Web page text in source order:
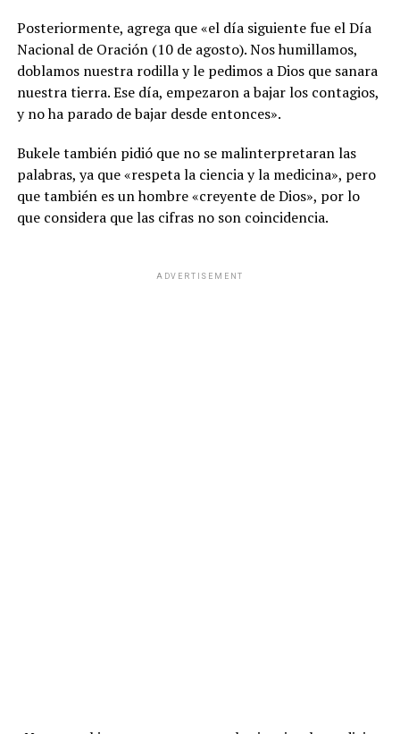
Posteriormente, agrega que «el día siguiente fue el Día
Nacional de Oración (10 de agosto). Nos humillamos,
doblamos nuestra rodilla y le pedimos a Dios que sanara
nuestra tierra. Ese día, empezaron a bajar los contagios,
y no ha parado de bajar desde entonces».
Bukele también pidió que no se malinterpretaran las
palabras, ya que «respeta la ciencia y la medicina», pero
que también es un hombre «creyente de Dios», por lo
que considera que las cifras no son coincidencia.
ADVERTISEMENT